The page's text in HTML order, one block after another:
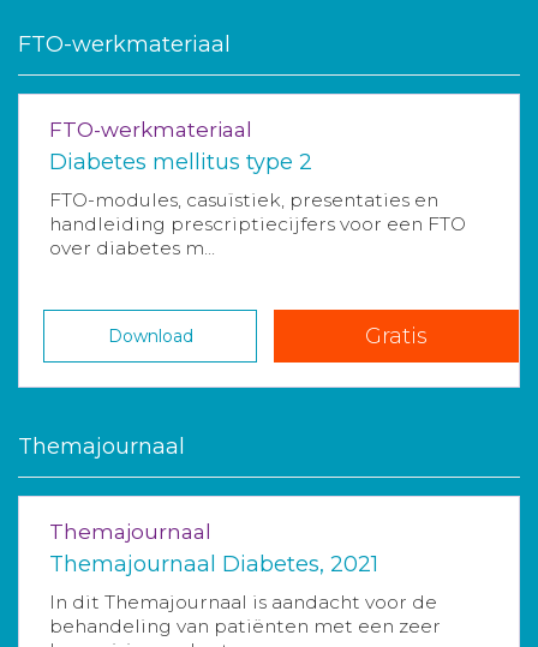
FTO-werkmateriaal
FTO-werkmateriaal
Diabetes mellitus type 2
FTO-modules, casuïstiek, presentaties en
handleiding prescriptiecijfers voor een FTO
over diabetes m...
Download Gratis
Themajournaal
Themajournaal
Themajournaal Diabetes, 2021
In dit Themajournaal is aandacht voor de
behandeling van patiënten met een zeer